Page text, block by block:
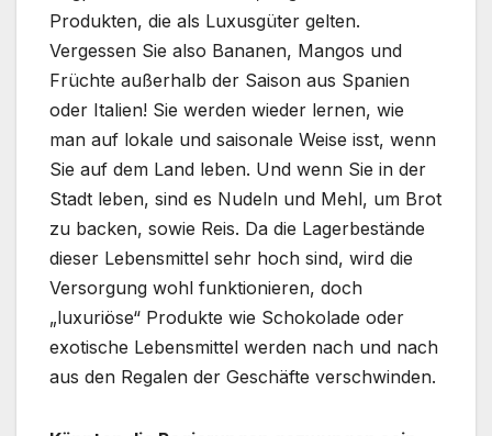
Produkten, die als Luxusgüter gelten.
Vergessen Sie also Bananen, Mangos und
Früchte außerhalb der Saison aus Spanien
oder Italien! Sie werden wieder lernen, wie
man auf lokale und saisonale Weise isst, wenn
Sie auf dem Land leben. Und wenn Sie in der
Stadt leben, sind es Nudeln und Mehl, um Brot
zu backen, sowie Reis. Da die Lagerbestände
dieser Lebensmittel sehr hoch sind, wird die
Versorgung wohl funktionieren, doch
„luxuriöse“ Produkte wie Schokolade oder
exotische Lebensmittel werden nach und nach
aus den Regalen der Geschäfte verschwinden.